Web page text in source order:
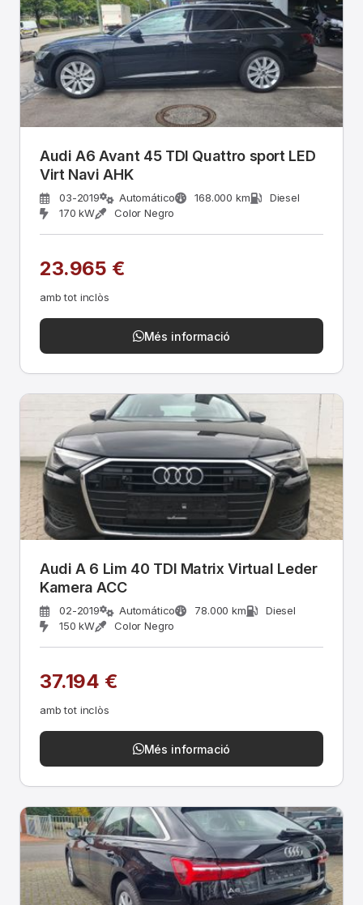
Audi A6 Avant 45 TDI Quattro sport LED
Virt Navi AHK
03-2019 Automático 168.000 km
Diesel
170 kW
Color Negro
23.965 €
amb tot inclòs
Més informació
Audi A 6 Lim 40 TDI Matrix Virtual Leder
Kamera ACC
02-2019 Automático 78.000 km
Diesel
150 kW
Color Negro
37.194 €
amb tot inclòs
Més informació